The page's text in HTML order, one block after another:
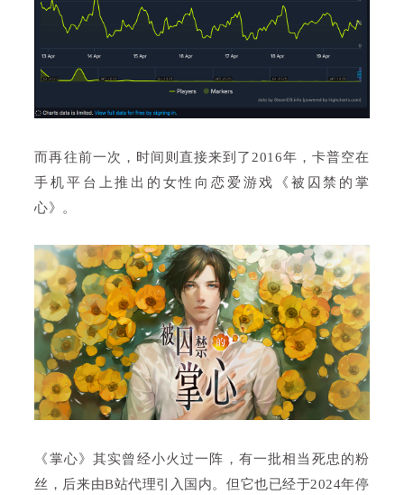
而再往前一次，时间则直接来到了2016年，卡普空在
手机平台上推出的女性向恋爱游戏《被囚禁的掌
心》。
《掌心》其实曾经小火过一阵，有一批相当死忠的粉
丝，后来由B站代理引入国内。但它也已经于2024年停